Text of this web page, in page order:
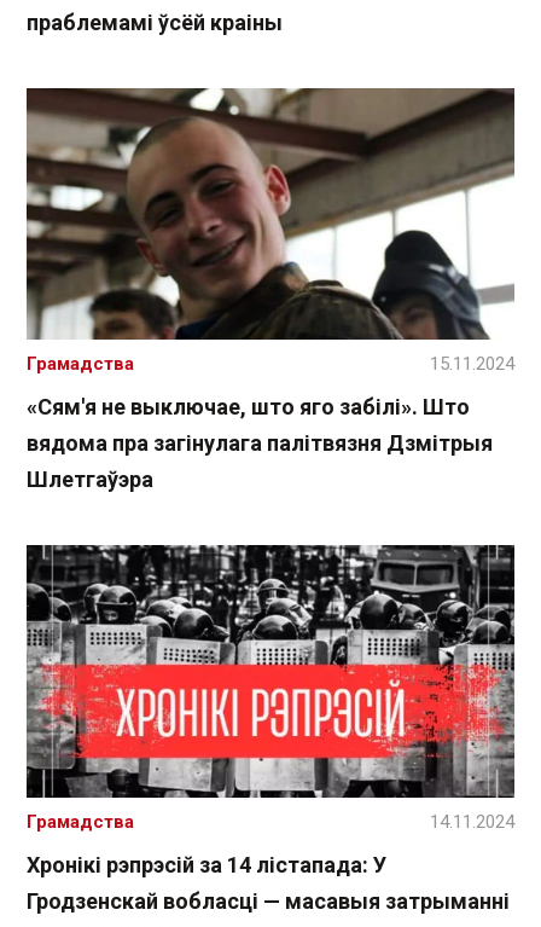
праблемамі ўсёй краіны
«Сям'я не выключае, што яго забілі». Што
вядома пра загінулага палітвязня Дзмітрыя
Шлетгаўэра
Грамадства 15.11.2024
Хронікі рэпрэсій за 14 лістапада: У
Гродзенскай вобласці — масавыя затрыманні
Грамадства 14.11.2024